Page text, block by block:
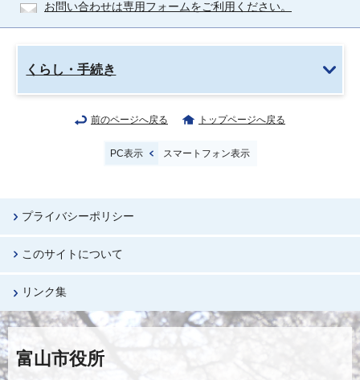
お問い合わせは専用フォームをご利用ください。
くらし・手続き
前のページへ戻る トップページへ戻る
PC表示 スマートフォン表示
プライバシーポリシー
このサイトについて
リンク集
富山市役所